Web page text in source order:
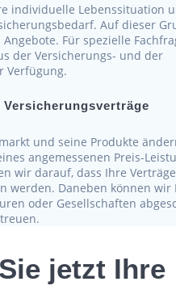
individuelle Lebenssituation
Auf dieser
Für spezielle
der Versicherungs- und der
Verfügung.
und seine Produkte
angemessenen Preis-
wir darauf, dass Ihre
werden. Daneben können wir
oder Gesellschaften
jetzt Ihre